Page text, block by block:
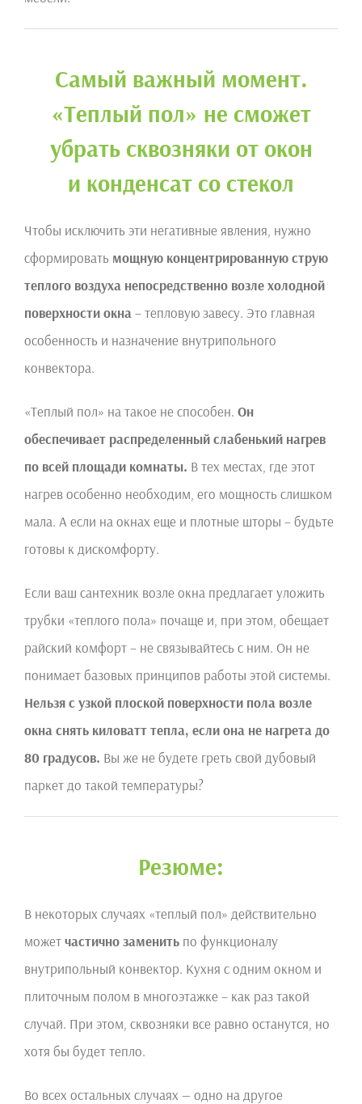
Самый важный момент.
«Теплый пол» не сможет
убрать сквозняки от окон
и конденсат со стекол
Чтобы исключить эти негативные явления, нужно
сформировать мощную концентрированную струю
теплого воздуха непосредственно возле холодной
поверхности окна – тепловую завесу. Это главная
особенность и назначение внутрипольного
конвектора.
«Теплый пол» на такое не способен. Он
обеспечивает распределенный слабенький нагрев
по всей площади комнаты. В тех местах, где этот
нагрев особенно необходим, его мощность слишком
мала. А если на окнах еще и плотные шторы – будьте
готовы к дискомфорту.
Если ваш сантехник возле окна предлагает уложить
трубки «теплого пола» почаще и, при этом, обещает
райский комфорт – не связывайтесь с ним. Он не
понимает базовых принципов работы этой системы.
Нельзя с узкой плоской поверхности пола возле
окна снять киловатт тепла, если она не нагрета до
80 градусов. Вы же не будете греть свой дубовый
паркет до такой температуры?
Резюме:
В некоторых случаях «теплый пол» действительно
можетчастично заменить по функционалу
внутрипольный конвектор. Кухня с одним окном и
плиточным полом в многоэтажке – как раз такой
случай. При этом, сквозняки все равно останутся, но
хотя бы будет тепло.
Во всех остальных случаях — одно на другое